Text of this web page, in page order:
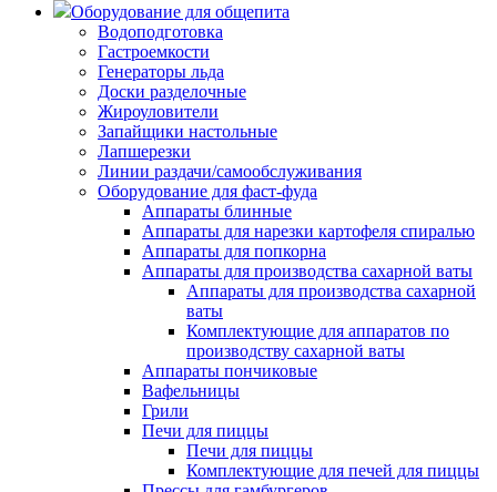
Оборудование для общепита
Водоподготовка
Гастроемкости
Генераторы льда
Доски разделочные
Жироуловители
Запайщики настольные
Лапшерезки
Линии раздачи/самообслуживания
Оборудование для фаст-фуда
Аппараты блинные
Аппараты для нарезки картофеля спиралью
Аппараты для попкорна
Аппараты для производства сахарной ваты
Аппараты для производства сахарной
ваты
Комплектующие для аппаратов по
производству сахарной ваты
Аппараты пончиковые
Вафельницы
Грили
Печи для пиццы
Печи для пиццы
Комплектующие для печей для пиццы